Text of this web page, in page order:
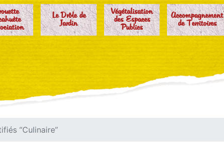
Le Drôle de
Jardin
Végétalisation
des Espaces
Publics
Accompagnement
de Territoires
“Culinaire”